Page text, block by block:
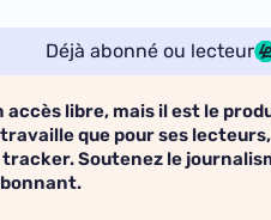
Déjà abonné ou lecteur
libre, mais il est le
que pour ses
tracker. Soutenez le